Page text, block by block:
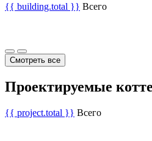
{{ building.total }} Всего
Смотреть все
Проектируемые
{{ project.total }} Всего